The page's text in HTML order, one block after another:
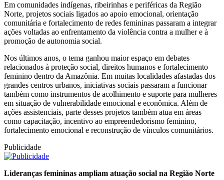
Em comunidades indígenas, ribeirinhas e periféricas da Região
Norte, projetos sociais ligados ao apoio emocional, orientação
comunitária e fortalecimento de redes femininas passaram a integrar
ações voltadas ao enfrentamento da violência contra a mulher e à
promoção de autonomia social.
Nos últimos anos, o tema ganhou maior espaço em debates
relacionados à proteção social, direitos humanos e fortalecimento
feminino dentro da Amazônia. Em muitas localidades afastadas dos
grandes centros urbanos, iniciativas sociais passaram a funcionar
também como instrumentos de acolhimento e suporte para mulheres
em situação de vulnerabilidade emocional e econômica. Além de
ações assistenciais, parte desses projetos também atua em áreas
como capacitação, incentivo ao empreendedorismo feminino,
fortalecimento emocional e reconstrução de vínculos comunitários.
Publicidade
Lideranças femininas ampliam atuação social na Região Norte